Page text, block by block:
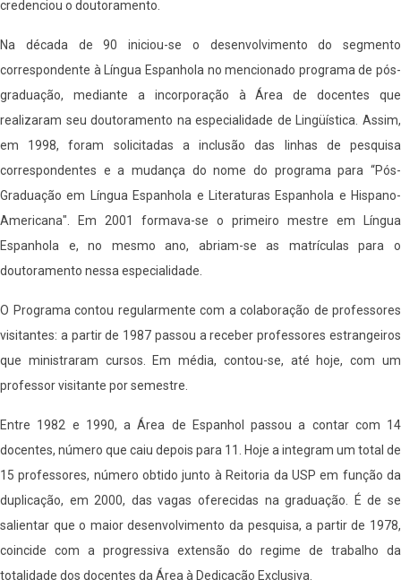
credenciou o doutoramento.
Na década de 90 iniciou-se o desenvolvimento do segmento
correspondente à Língua Espanhola no mencionado programa de pós-
graduação, mediante a incorporação à Área de docentes que
realizaram seu doutoramento na especialidade de Lingüística. Assim,
em 1998, foram solicitadas a inclusão das linhas de pesquisa
correspondentes e a mudança do nome do programa para “Pós-
Graduação em Língua Espanhola e Literaturas Espanhola e Hispano-
Americana". Em 2001 formava-se o primeiro mestre em Língua
Espanhola e, no mesmo ano, abriam-se as matrículas para o
doutoramento nessa especialidade.
O Programa contou regularmente com a colaboração de professores
visitantes: a partir de 1987 passou a receber professores estrangeiros
que ministraram cursos. Em média, contou-se, até hoje, com um
professor visitante por semestre.
Entre 1982 e 1990, a Área de Espanhol passou a contar com 14
docentes, número que caiu depois para 11. Hoje a integram um total de
15 professores, número obtido junto à Reitoria da USP em função da
duplicação, em 2000, das vagas oferecidas na graduação. É de se
salientar que o maior desenvolvimento da pesquisa, a partir de 1978,
coincide com a progressiva extensão do regime de trabalho da
totalidade dos docentes da Área à Dedicação Exclusiva.